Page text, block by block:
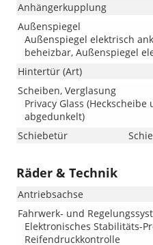
Anhängerkupplung
Außenspiegel
Außenspiegel elektrisch
beheizbar, Außenspiegel
Hintertür (Art)
Scheiben, Verglasung
Privacy Glass
abgedunkelt)
Schiebetür
Räder & Technik
Antriebsachse
Fahrwerk- und
Elektronisches Stabilitäts-
Reifendruckkontrolle